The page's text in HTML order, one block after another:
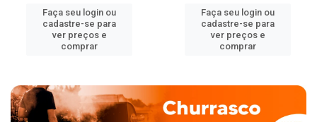
Faça seu login ou
cadastre-se para
ver preços e
comprar
Faça seu login ou
cadastre-se para
ver preços e
comprar